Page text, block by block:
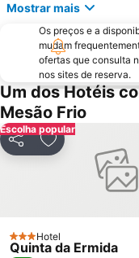
Bioparque - Parque Florestal de
Mosteiro de Grijó
Mosteiro de São Pedro
Nossa Senhora do Carmo da
Santuário de Nossa Senhora da
Convento e Igreja de São
Frecha da Mizarela
Solar do Vinho do Porto
Caldas de Carlão
Mostrar mais
Os preços e a
mudam
ofertas que consulta
nos sites de reserva.
Um dos Hotéis
Mesão Frio
Escolha popular
PartilharAdicionar aos
3 Estrelas
Hotel
Quinta da Ermida